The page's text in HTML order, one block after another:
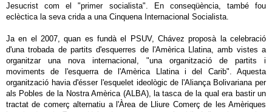
Jesucrist com el "primer socialista". En conseqüència, també fou
eclèctica la seva crida a una Cinquena Internacional Socialista.
Ja en el 2007, quan es fundà el PSUV, Chávez proposà la celebració
d'una trobada de partits d'esquerres de l'Amèrica Llatina, amb vistes a
organitzar una nova internacional, "una organització de partits i
moviments de l'esquerra de l'Amèrica Llatina i del Carib". Aquesta
organització havia d'ésser l'esquelet ideològic de l'Aliança Bolivariana per
als Pobles de la Nostra Amèrica (ALBA), la tasca de la qual era bastir un
tractat de comerç alternatiu a l'Àrea de Lliure Comerç de les Amèriques